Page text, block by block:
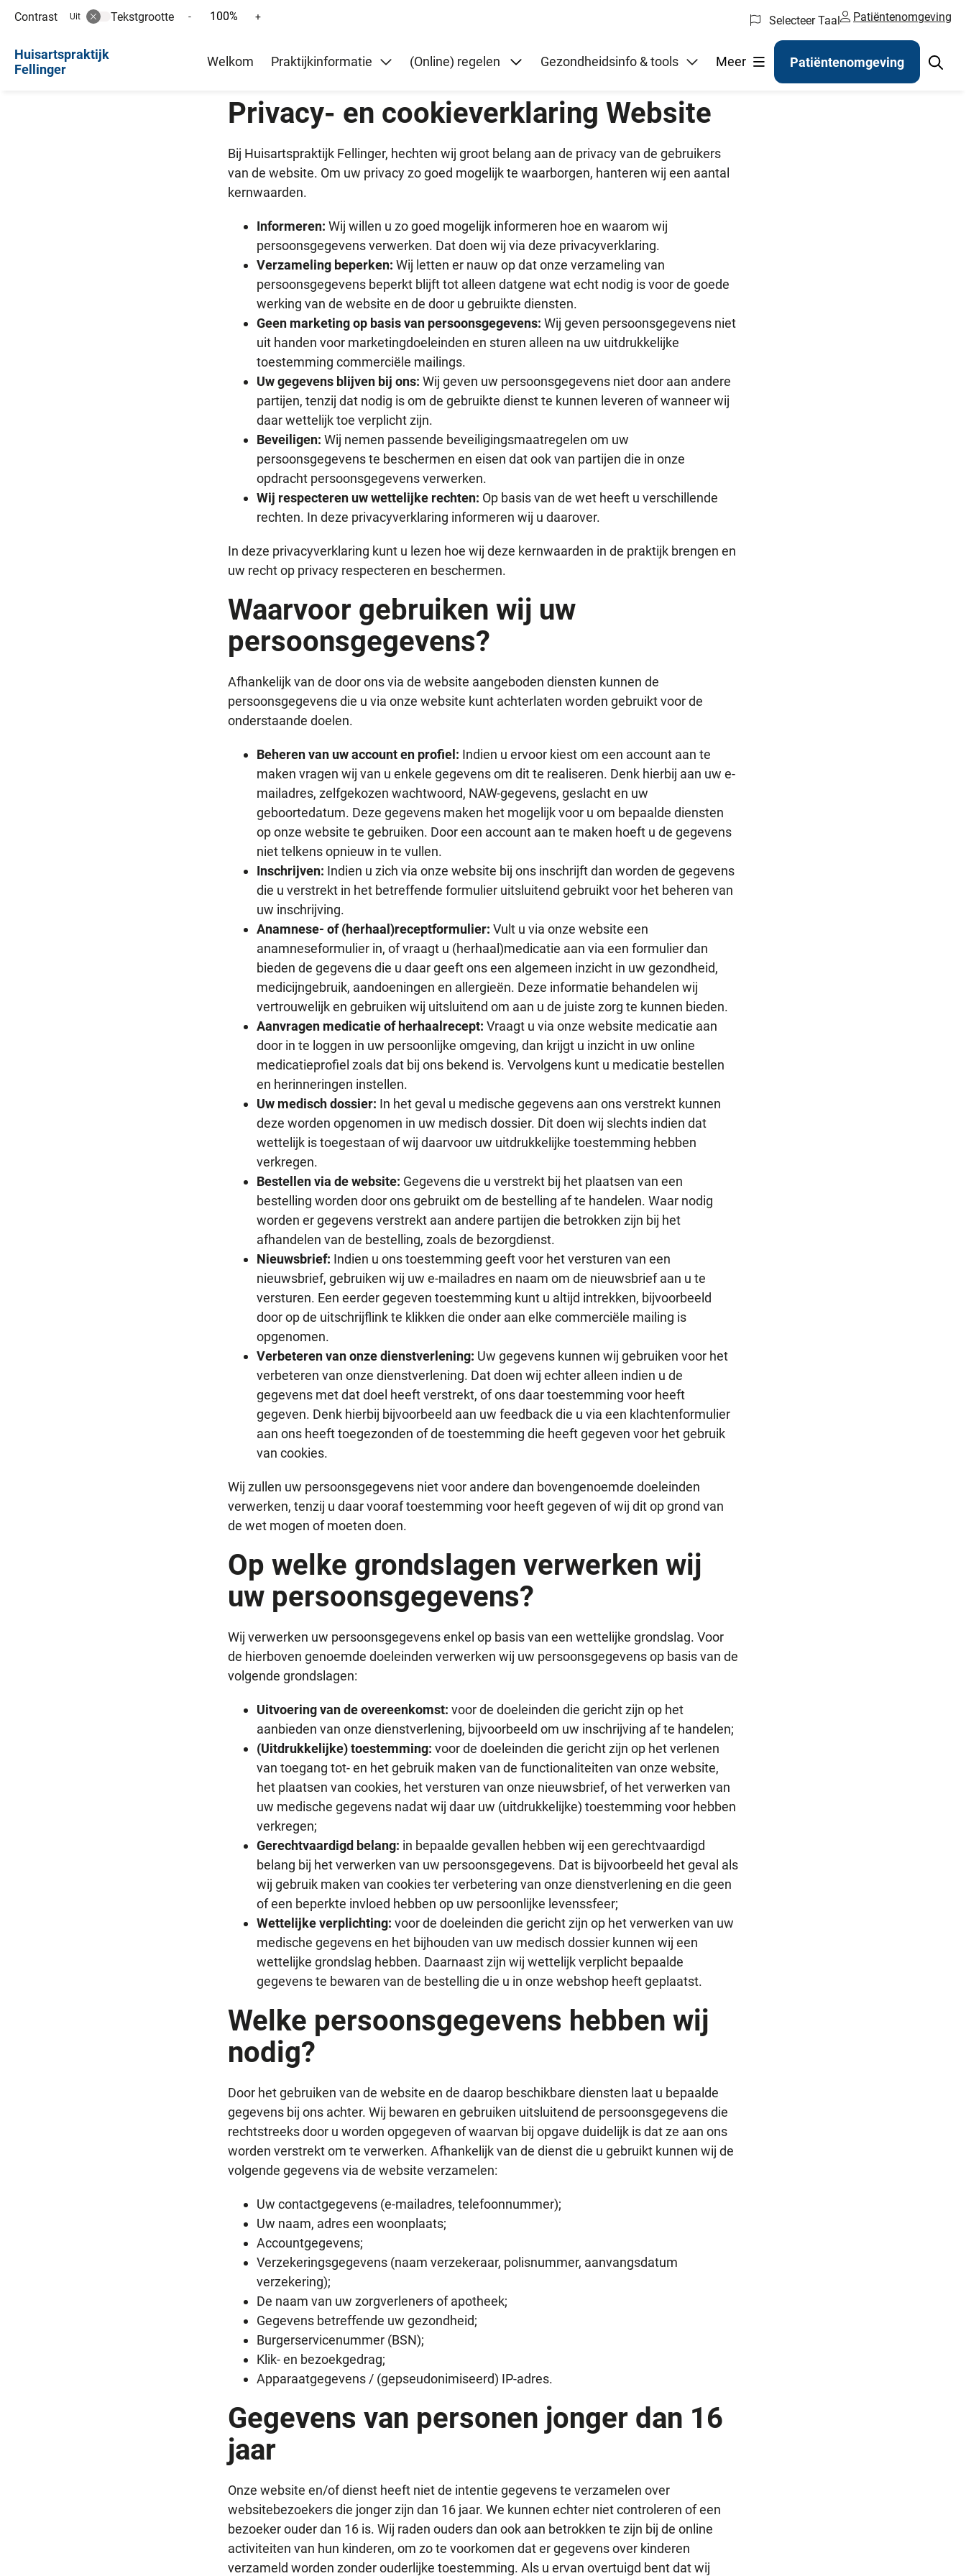
Contrast Uit Tekstgrootte
Tekst
10%
- 100%
Tekst
10%
+ Selecteer Taal Patiëntenomgeving
Huisartspraktijk
Fellinger
Hoofd
Welkom Praktijkinformatie (Online) regelen Submenu: (Online) regelen
Gezondheidsinfo & tools Meer Patiëntenomgeving
Privacy- en cookieverklaring Website
Bij Huisartspraktijk Fellinger, hechten wij groot belang aan de privacy van de gebruikers
van de website. Om uw privacy zo goed mogelijk te waarborgen, hanteren wij een aantal
kernwaarden.
Informeren: Wij willen u zo goed mogelijk informeren hoe en waarom wij
persoonsgegevens verwerken. Dat doen wij via deze privacyverklaring.
Verzameling beperken: Wij letten er nauw op dat onze verzameling van
persoonsgegevens beperkt blijft tot alleen datgene wat echt nodig is voor de goede
werking van de website en de door u gebruikte diensten.
Geen marketing op basis van persoonsgegevens: Wij geven persoonsgegevens niet
uit handen voor marketingdoeleinden en sturen alleen na uw uitdrukkelijke
toestemming commerciële mailings.
Uw gegevens blijven bij ons: Wij geven uw persoonsgegevens niet door aan andere
partijen, tenzij dat nodig is om de gebruikte dienst te kunnen leveren of wanneer wij
daar wettelijk toe verplicht zijn.
Beveiligen: Wij nemen passende beveiligingsmaatregelen om uw
persoonsgegevens te beschermen en eisen dat ook van partijen die in onze
opdracht persoonsgegevens verwerken.
Wij respecteren uw wettelijke rechten: Op basis van de wet heeft u verschillende
rechten. In deze privacyverklaring informeren wij u daarover.
In deze privacyverklaring kunt u lezen hoe wij deze kernwaarden in de praktijk brengen en
uw recht op privacy respecteren en beschermen.
Waarvoor gebruiken wij uw
persoonsgegevens?
Afhankelijk van de door ons via de website aangeboden diensten kunnen de
persoonsgegevens die u via onze website kunt achterlaten worden gebruikt voor de
onderstaande doelen.
Beheren van uw account en profiel: Indien u ervoor kiest om een account aan te
maken vragen wij van u enkele gegevens om dit te realiseren. Denk hierbij aan uw e-
mailadres, zelfgekozen wachtwoord, NAW-gegevens, geslacht en uw
geboortedatum. Deze gegevens maken het mogelijk voor u om bepaalde diensten
op onze website te gebruiken. Door een account aan te maken hoeft u de gegevens
niet telkens opnieuw in te vullen.
Inschrijven: Indien u zich via onze website bij ons inschrijft dan worden de gegevens
die u verstrekt in het betreffende formulier uitsluitend gebruikt voor het beheren van
uw inschrijving.
Anamnese- of (herhaal)receptformulier: Vult u via onze website een
anamneseformulier in, of vraagt u (herhaal)medicatie aan via een formulier dan
bieden de gegevens die u daar geeft ons een algemeen inzicht in uw gezondheid,
medicijngebruik, aandoeningen en allergieën. Deze informatie behandelen wij
vertrouwelijk en gebruiken wij uitsluitend om aan u de juiste zorg te kunnen bieden.
Aanvragen medicatie of herhaalrecept: Vraagt u via onze website medicatie aan
door in te loggen in uw persoonlijke omgeving, dan krijgt u inzicht in uw online
medicatieprofiel zoals dat bij ons bekend is. Vervolgens kunt u medicatie bestellen
en herinneringen instellen.
Uw medisch dossier: In het geval u medische gegevens aan ons verstrekt kunnen
deze worden opgenomen in uw medisch dossier. Dit doen wij slechts indien dat
wettelijk is toegestaan of wij daarvoor uw uitdrukkelijke toestemming hebben
verkregen.
Bestellen via de website: Gegevens die u verstrekt bij het plaatsen van een
bestelling worden door ons gebruikt om de bestelling af te handelen. Waar nodig
worden er gegevens verstrekt aan andere partijen die betrokken zijn bij het
afhandelen van de bestelling, zoals de bezorgdienst.
Nieuwsbrief: Indien u ons toestemming geeft voor het versturen van een
nieuwsbrief, gebruiken wij uw e-mailadres en naam om de nieuwsbrief aan u te
versturen. Een eerder gegeven toestemming kunt u altijd intrekken, bijvoorbeeld
door op de uitschrijflink te klikken die onder aan elke commerciële mailing is
opgenomen.
Verbeteren van onze dienstverlening: Uw gegevens kunnen wij gebruiken voor het
verbeteren van onze dienstverlening. Dat doen wij echter alleen indien u de
gegevens met dat doel heeft verstrekt, of ons daar toestemming voor heeft
gegeven. Denk hierbij bijvoorbeeld aan uw feedback die u via een klachtenformulier
aan ons heeft toegezonden of de toestemming die heeft gegeven voor het gebruik
van cookies.
Wij zullen uw persoonsgegevens niet voor andere dan bovengenoemde doeleinden
verwerken, tenzij u daar vooraf toestemming voor heeft gegeven of wij dit op grond van
de wet mogen of moeten doen.
Op welke grondslagen verwerken wij
uw persoonsgegevens?
Wij verwerken uw persoonsgegevens enkel op basis van een wettelijke grondslag. Voor
de hierboven genoemde doeleinden verwerken wij uw persoonsgegevens op basis van de
volgende grondslagen:
Uitvoering van de overeenkomst: voor de doeleinden die gericht zijn op het
aanbieden van onze dienstverlening, bijvoorbeeld om uw inschrijving af te handelen;
(Uitdrukkelijke) toestemming: voor de doeleinden die gericht zijn op het verlenen
van toegang tot- en het gebruik maken van de functionaliteiten van onze website,
het plaatsen van cookies, het versturen van onze nieuwsbrief, of het verwerken van
uw medische gegevens nadat wij daar uw (uitdrukkelijke) toestemming voor hebben
verkregen;
Gerechtvaardigd belang: in bepaalde gevallen hebben wij een gerechtvaardigd
belang bij het verwerken van uw persoonsgegevens. Dat is bijvoorbeeld het geval als
wij gebruik maken van cookies ter verbetering van onze dienstverlening en die geen
of een beperkte invloed hebben op uw persoonlijke levenssfeer;
Wettelijke verplichting: voor de doeleinden die gericht zijn op het verwerken van uw
medische gegevens en het bijhouden van uw medisch dossier kunnen wij een
wettelijke grondslag hebben. Daarnaast zijn wij wettelijk verplicht bepaalde
gegevens te bewaren van de bestelling die u in onze webshop heeft geplaatst.
Welke persoonsgegevens hebben wij
nodig?
Door het gebruiken van de website en de daarop beschikbare diensten laat u bepaalde
gegevens bij ons achter. Wij bewaren en gebruiken uitsluitend de persoonsgegevens die
rechtstreeks door u worden opgegeven of waarvan bij opgave duidelijk is dat ze aan ons
worden verstrekt om te verwerken. Afhankelijk van de dienst die u gebruikt kunnen wij de
volgende gegevens via de website verzamelen:
Uw contactgegevens (e-mailadres, telefoonnummer);
Uw naam, adres een woonplaats;
Accountgegevens;
Verzekeringsgegevens (naam verzekeraar, polisnummer, aanvangsdatum
verzekering);
De naam van uw zorgverleners of apotheek;
Gegevens betreffende uw gezondheid;
Burgerservicenummer (BSN);
Klik- en bezoekgedrag;
Apparaatgegevens / (gepseudonimiseerd) IP-adres.
Gegevens van personen jonger dan 16
jaar
Onze website en/of dienst heeft niet de intentie gegevens te verzamelen over
websitebezoekers die jonger zijn dan 16 jaar. We kunnen echter niet controleren of een
bezoeker ouder dan 16 is. Wij raden ouders dan ook aan betrokken te zijn bij de online
activiteiten van hun kinderen, om zo te voorkomen dat er gegevens over kinderen
verzameld worden zonder ouderlijke toestemming. Als u ervan overtuigd bent dat wij